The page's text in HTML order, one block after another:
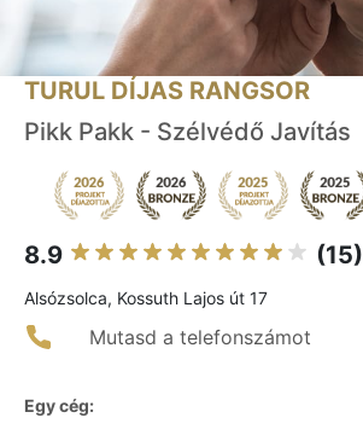
TURUL DÍJAS RANGSOR
Pikk Pakk - Szélvédő Javítás
8.9 (15)
Alsózsolca, Kossuth Lajos út 17
Mutasd a telefonszámot
Egy cég: